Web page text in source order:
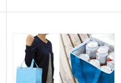
バッグのサイズは女性やお子さん向けお
るサイズ感です。外ポケット付なので、
スマホやパスケースをサッと入れるのに
も便利ですよ。
オリジナルの名入れが映える無地のシン
プルなデザインで、イラストやロゴマー
クを印刷するのにおすすめです。